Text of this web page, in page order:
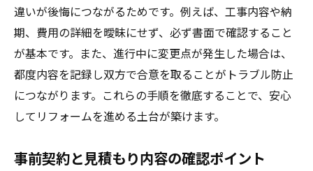
違いが後悔につながるためです。例えば、工事内容や納
期、費用の詳細を曖昧にせず、必ず書面で確認すること
が基本です。また、進行中に変更点が発生した場合は、
都度内容を記録し双方で合意を取ることがトラブル防止
につながります。これらの手順を徹底することで、安心
してリフォームを進める土台が築けます。
事前契約と見積もり内容の確認ポイント